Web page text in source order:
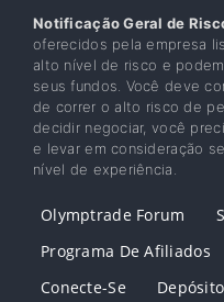
Notificação Geral de
oferecidos pela empresa
alto nível de risco e
seus fundos. Você deve
de correr o alto risco de
decidir negociar, você
e levar em consideração
nível de experiência.
Olymptrade Forum
Programa De Afiliados
Conecte-Se
Depósito